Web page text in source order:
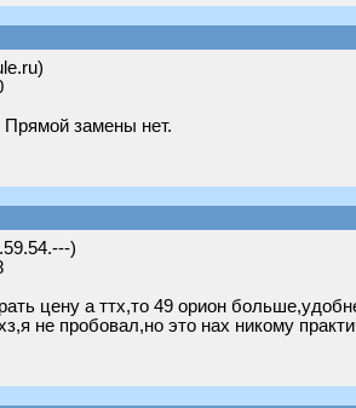
замены нет.
)
цену а ттх,то 49 орион
хз,я не пробовал,но это нах никому